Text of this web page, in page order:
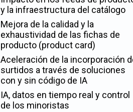
y la infraestructura del catálogo
Mejora de la calidad y la
exhaustividad de las fichas de
producto (product card)
Aceleración de la incorporación
surtidos a través de soluciones
con y sin código de IA
IA, datos en tiempo real y control
de los minoristas